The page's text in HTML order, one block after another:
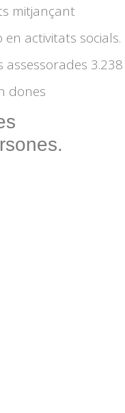
mitjançant
en activitats socials.
assessorades 3.238
dones